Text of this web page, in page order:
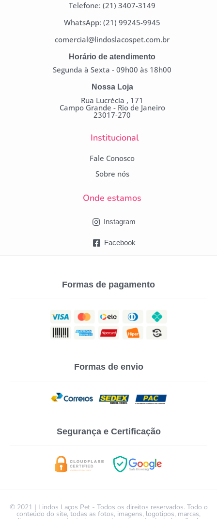
Telefone: (21) 3407-3149
WhatsApp: (21) 99245-9945
comercial@lindoslacospet.com.br
Horário de atendimento
Segunda à Sexta - 09h00 às 18h00
Nossa Loja
Rua Lucrécia , 171
Campo Grande - Rio de Janeiro
23017-270
Institucional
Fale Conosco
Sobre nós
Onde estamos
Instagram
Facebook
Formas de pagamento
Formas de envio
Segurança e Certificação
© 2021 | Lindos Laços Pet - Todos os direitos reservados. Todo o
conteúdo do site, todas as fotos, imagens, logotipos, marcas,